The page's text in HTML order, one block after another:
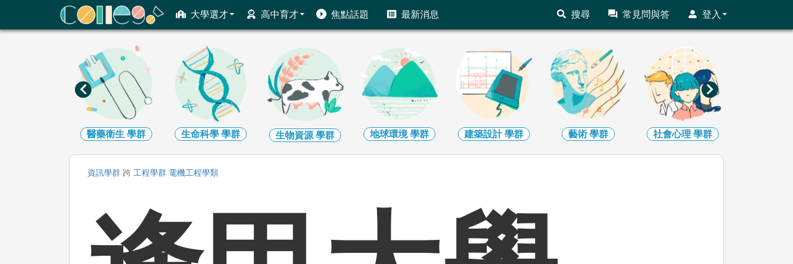
大學選才 高中育才 焦點話題 最新消息 搜尋 常見問與答 登入
ColleGo! 大學選才與高中育才輔助系統
醫藥衛生 學群 生命科學 學群 生物資源學群 地球環境學群 建築設計學群 藝術 學群 社會心理 學群
資訊學群 跨 工程學群 電機工程學類